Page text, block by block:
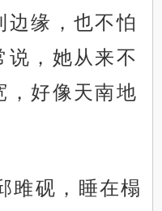
边缘，也不怕
说，她从来不
，好像天南地
雎砚，睡在榻